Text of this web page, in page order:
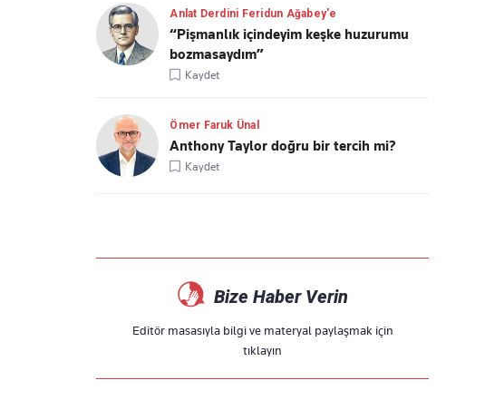
Anlat Derdini Feridun Ağabey'e
“Pişmanlık içindeyim keşke huzurumu
bozmasaydım”
Kaydet
Ömer Faruk Ünal
Anthony Taylor doğru bir tercih mi?
Kaydet
Bize Haber Verin
Editör masasıyla bilgi ve materyal paylaşmak için
tıklayın